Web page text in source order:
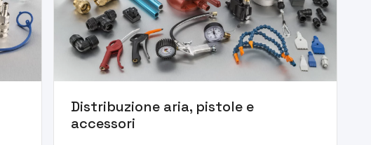
Distribuzione aria, pistole e
accessori